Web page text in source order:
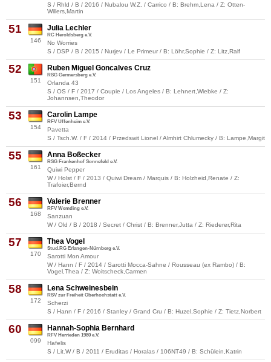
S / Rhld / B / 2016 / Nubalou W.Z. / Carrico / B: Brehm,Lena / Z: Otten-
Willers,Martin
51
146
Julia Lechler
RC Heroldsberg e.V.
No Worries
S / DSP / B / 2015 / Nurjev / Le Primeur / B: Löhr,Sophie / Z: Litz,Ralf
52
151
Ruben Miguel Goncalves Cruz
RSG Germersberg e.V.
Orlanda 43
S / OS / F / 2017 / Coupie / Los Angeles / B: Lehnert,Wiebke / Z:
Johannsen,Theodor
53
154
Carolin Lampe
RFV Uffenheim e.V.
Pavetta
S / Tsch.W. / F / 2014 / Przedswit Lionel / Almhirt Chlumecky / B: Lampe,Margit
55
161
Anna Boßecker
RSG Frankenhof Sonnefeld e.V.
Quiwi Pepper
W / Holst / F / 2013 / Quiwi Dream / Marquis / B: Holzheid,Renate / Z:
Trafoier,Bernd
56
168
Valerie Brenner
RFV Wemding e.V.
Sanzuan
W / Old / B / 2018 / Secret / Christ / B: Brenner,Jutta / Z: Riederer,Rita
57
170
Thea Vogel
Stud.RG Erlangen-Nürnberg e.V.
Sarotti Mon Amour
W / Hann / F / 2014 / Sarotti Mocca-Sahne / Rousseau (ex Rambo) / B:
Vogel,Thea / Z: Woitscheck,Carmen
58
172
Lena Schweinesbein
RSV zur Freiheit Oberhochstatt e.V.
Scherzi
S / Hann / F / 2016 / Stanley / Grand Cru / B: Huzel,Sophie / Z: Tietz,Norbert
60
099
Hannah-Sophia Bernhard
RFV Herrieden 1980 e.V.
Hafelis
S / Lit.W / B / 2011 / Eruditas / Horalas / 106NT49 / B: Schülein,Katrin